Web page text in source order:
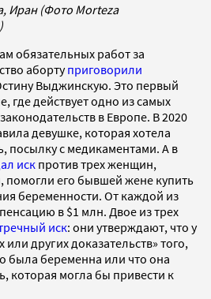
Иран (Фото Morteza
обязательных работ за
абортуприговорили
Выджинскую. Это первый
где действует одно из самых
в Европе. В 2020
девушке, которая хотела
посылку с медикаментами. А в
искпротив трех женщин,
помогли его бывшей жене купить
беременности. От каждой из
в $1 млн. Двое из трех
иск: они утверждают, что у
других доказательств» того,
была беременна или что она
которая могла бы привести к